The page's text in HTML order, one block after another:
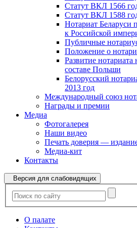
Статут ВКЛ 1566
Статут ВКЛ 1588
Нотариат Беларуси
к Российской
Публичные
Положение о
Развитие нотариата
составе Польши
Белорусский
2013 год
Международный союз
Награды и премии
Медиа
Фотогалерея
Наши видео
Печать доверия —
Медиа-кит
Контакты
Версия для слабовидящих
О палате